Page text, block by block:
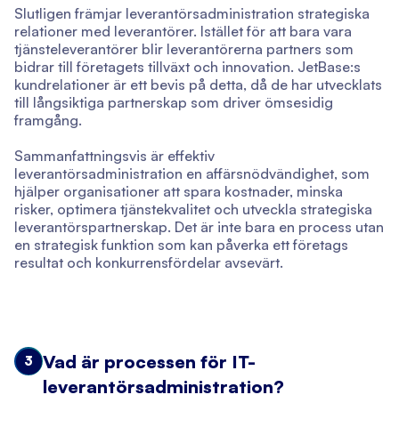
Slutligen främjar leverantörsadministration strategiska
relationer med leverantörer. Istället för att bara vara
tjänsteleverantörer blir leverantörerna partners som
bidrar till företagets tillväxt och innovation. JetBase:s
kundrelationer är ett bevis på detta, då de har utvecklats
till långsiktiga partnerskap som driver ömsesidig
framgång.
Sammanfattningsvis är effektiv
leverantörsadministration en affärsnödvändighet, som
hjälper organisationer att spara kostnader, minska
risker, optimera tjänstekvalitet och utveckla strategiska
leverantörspartnerskap. Det är inte bara en process utan
en strategisk funktion som kan påverka ett företags
resultat och konkurrensfördelar avsevärt.
3
Vad är processen för IT-
leverantörsadministration?